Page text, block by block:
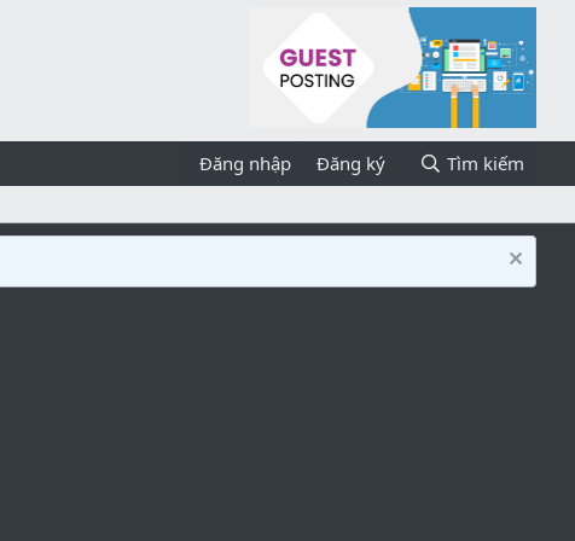
Đăng nhập Đăng ký Tìm kiếm